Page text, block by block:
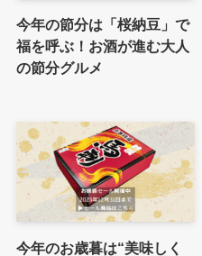
今年の節分は「桜納豆」で
福を呼ぶ！お酒が進む大人
の節分グルメ
今年のお歳暮は“美味しく